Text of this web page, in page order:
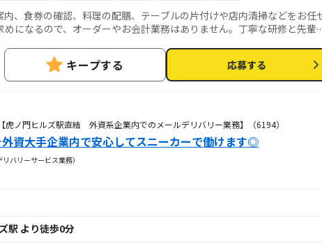
、食券の確認、料理の配膳、テーブルの片付けや店内清掃などをお任
になるので、オーダーやお会計業務はありません。丁寧な研修と先輩
キープする 応募する
虎ノ門ヒルズ駅直結 外資系企業内でのメールデリバリー業務】（6194）
資大手企業内で安心してスニーカーで働けます◎
バリーサービス業務）
駅 より徒歩0分